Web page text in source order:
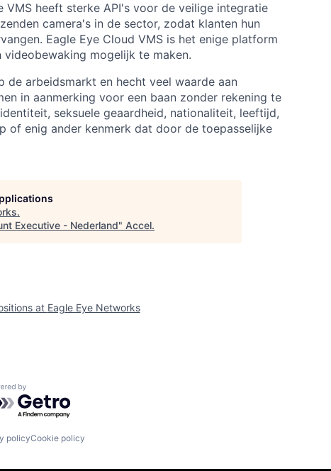
VMS heeft sterke API's voor de veilige integratie
camera's in de sector, zodat klanten hun
Eagle Eye Cloud VMS is het enige platform
mogelijk te maken.
de arbeidsmarkt en hecht veel waarde aan
in aanmerking voor een baan zonder rekening te
seksuele geaardheid, nationaliteit, leeftijd,
of enig ander kenmerk dat door de toepasselijke
.
Executive - Nederland" Accel.
at Eagle Eye Networks
by Getro.com
policyCookie policy